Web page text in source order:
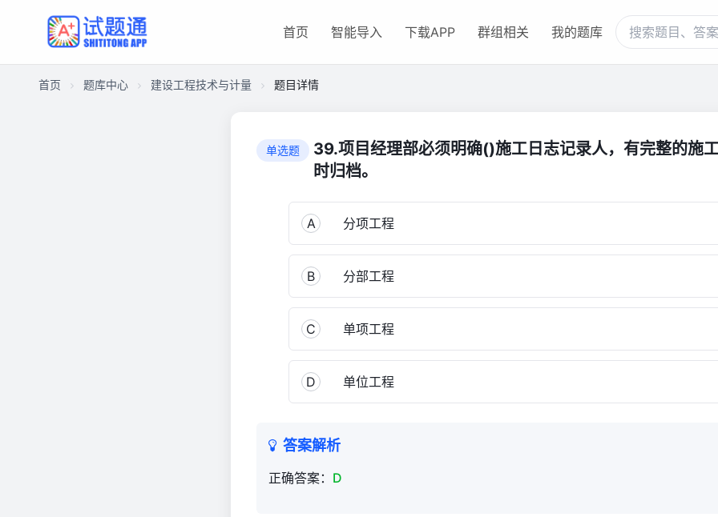
首页 智能导入 下载APP 群组相关 我的题库
首页 题库中心 建设工程技术与计量 题目详情
单选题
39.项目经理部必须明确()施工日志记录人，有完整的施
时归档。
A 分项工程
B 分部工程
C 单项工程
D 单位工程
答案解析
正确答案： D